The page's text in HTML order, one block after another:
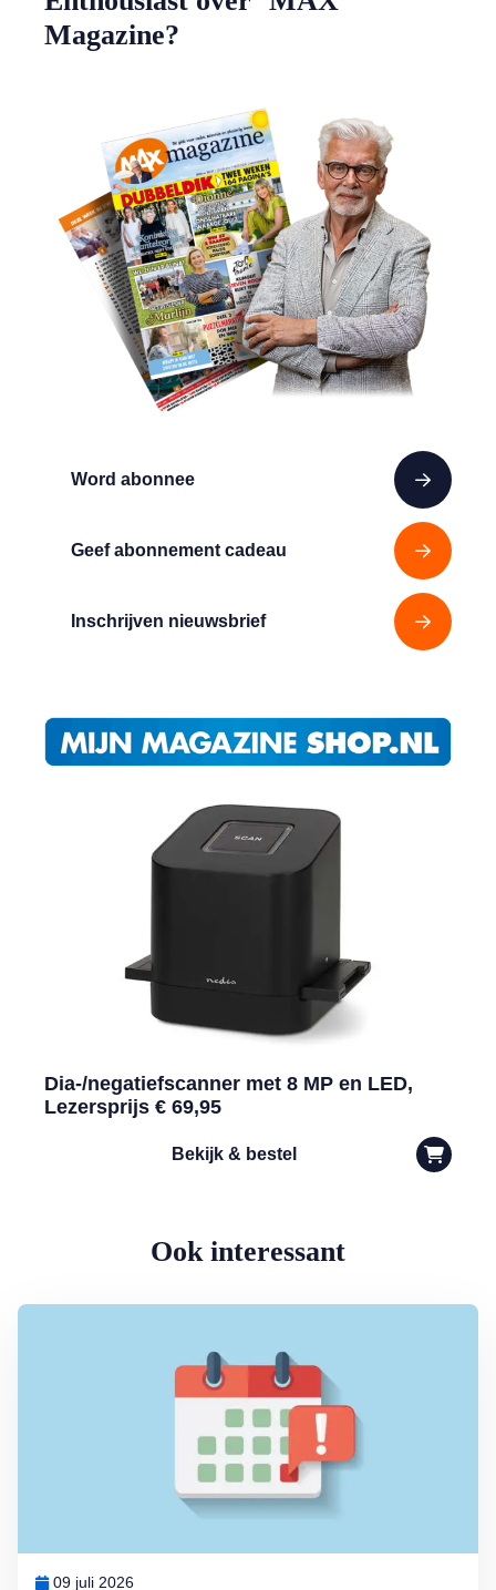
Word abonnee
Geef abonnement cadeau
Inschrijven nieuwsbrief
Magazine?
Dia-/negatiefscanner met 8 MP en LED,
Lezersprijs € 69,95
Bekijk & bestel
Ook interessant
09 juli 2026
Lees meer over Wijziging bij het melden van een niet ontvangen